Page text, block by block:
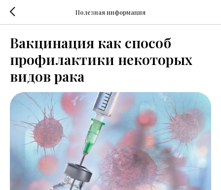
Полезная информация
Вакцинация как способ
профилактики некоторых
видов рака